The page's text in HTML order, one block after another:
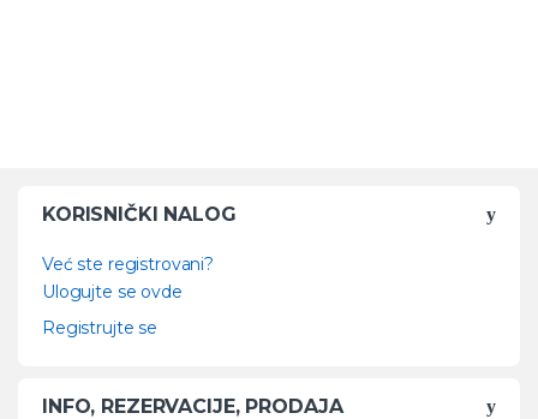
KORISNIČKI NALOG
Već ste registrovani?
Ulogujte se ovde
Registrujte se
INFO, REZERVACIJE, PRODAJA